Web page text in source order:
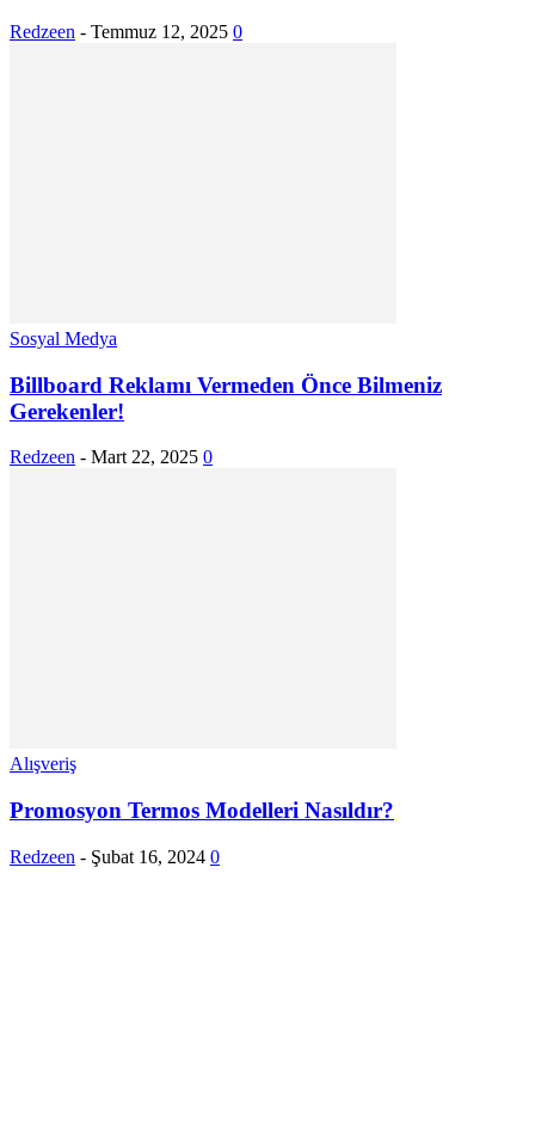
Redzeen - Temmuz 12, 2025 0
Sosyal Medya
Billboard Reklamı Vermeden Önce Bilmeniz
Gerekenler!
Redzeen - Mart 22, 2025 0
Alışveriş
Promosyon Termos Modelleri Nasıldır?
Redzeen - Şubat 16, 2024 0